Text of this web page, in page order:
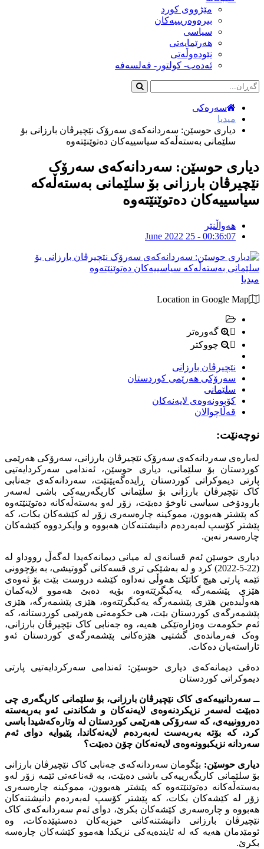
مێژووى کورد
بیرەوەریییەکان
سیاسى
هەرێمایەتی
نێودەوڵەتی
ئەدەب- کولتور- فەلسەفە
سەرەکی
میدیا
دیارى حوسێن: سەردانەکەى سەرۆک نێچیرڤان بارزانى بۆ
سلێمانى بەستەڵەکە سیاسییەکان دەتوێنێتەوە
دیارى حوسێن: سەردانەکەى سەرۆک
نێچیرڤان بارزانى بۆ سلێمانى بەستەڵەکە
سیاسییەکان دەتوێنێتەوە
هەواڵنێر
June 2022 25 - 00:36:07
میدیا
Location in Google Map
گەورەتر
چووکتر
نێچیرڤان بارزانى
سەرۆکى هەرێمى کوردستان
سلێمانى
کۆبوونەوەى لایەنەکان
قەڵاچوالان
نوچەنێت:
لەبارەى سەردانەکەى سەرۆک نێچیرڤان بارزانى، سەرۆکى هەرێمى
کوردستان بۆ سلێمانى، دیارى حوسێن، ئەندامى سەرکردایەتیى
پارتى دیموکراتى کوردستان ڕایدەگەیێنێت، سەردانەکەى جەنابى
کاک نێچیرڤان بارزانى بۆ سلێمانى کاریگەرییەکى باشى لەسەر
بارودۆخى سیاسى ناوخۆ دەبێت، زۆر لەو بەستەڵەکانە دەتوێنێتەوە
کە پێشتر هەبوون، مموکینە چارەسەرى زۆر لە کێشەکان بکات، کە
پێشتر کۆسپ لەبەردەم دانیشتنەکان هەبووە و وایکردووە کێشەکان
چارەسەر نەبن.
دیارى حوسێن ئەم قسانەى لە میانى دیمانەکەیدا لەگەڵ رووداو لە
(22-5-2022) کرد و لە بەشێکى ترى قسەکانى گووتیشى، بە بۆچوونى
ئێمە پارتى هیچ کاتێک هەوڵى نەداوە کێشە دروست بێت بۆ ئەوەى
هێزى پێشمەرگە یەکبگرێتەوە، بۆیە دەبێ هەموو لایەکمان
هەوڵبدەین هێزى پێشمەرگە یەکبگرێتەوە، هێزى پێشمەرگە، هێزى
پێشمەرگەى کوردستان بێت، هى حکومەتى هەرێمى کوردستانە، کە
ئەم حکومەت وەزارەتێکى هەیە، وە جەنابى کاک نێچیرڤان بارزانى،
وەک فەرماندەى گشتیى هێزەکانى پێشمەرگەى کوردستان ئەو
ئاراستەیان دەکات.
دەقى دیمانەکەى دیارى حوسێن: ئەندامى سەرکردایەتیى پارتى
دیموکراتى کوردستان
ــ سەردانییەکەى کاک نێچیرڤان بارزانى، بۆ سلێمانى کاریگەرى چى
دەبێت لەسەر نزیکردنەوەى لایەنەکان و شکاندنى ئەو بەربەستە
دەروونییەى، کە سەرۆکى هەرێمى کوردستان لە وتارەکەشیدا باسى
کرد، کە بۆتە بەربەست لەبەردەم لایەنەکاندا، پێیوایە دواى ئەم
سەردانە نزیکبوونەوەى لایەنەکان چۆن دەبێت؟
دیارى حوسێن: بێگومان سەردانەکەى جەنابى کاک نێچیرڤان بارزانى
بۆ سلێمانى کاریگەرییەکى باشى دەبێت، بە قەناعەتى ئێمە زۆر لەو
بەستەڵەکانە دەتوێنێتەوە کە پێشتر هەبوون، مموکینە چارەسەرى
زۆر لە کێشەکان بکات، کە پێشتر کۆسپ لەبەردەم دانیشتنەکان
هەبووە و چارەسەرى کێشەکان بکرێ، دواى ئەم سەردانەکەى کاک
نێچیرڤان بارزانى دانیشتنەکانى حیزبەکان دەستپێدەکات، وە
ئومێدمان هەیە کە لە ئایندەیەکى نزیکدا هەموو کێشەکان چارەسە
بکرێ.